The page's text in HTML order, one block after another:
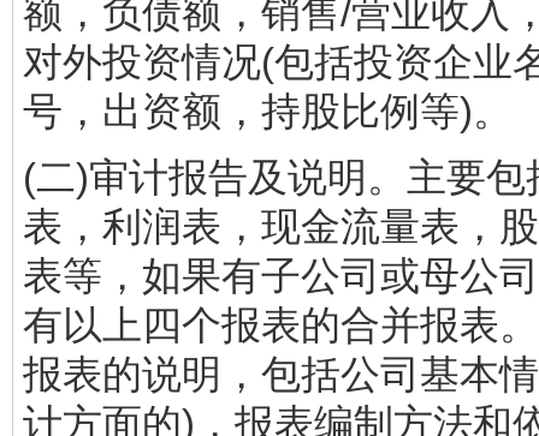
额，负债额，销售/营业收入
对外投资情况(包括投资企业
号，出资额，持股比例等)。
(二)审计报告及说明。主要
表，利润表，现金流量表，
表等，如果有子公司或母公
有以上四个报表的合并报表
报表的说明，包括公司基本
计方面的)，报表编制方法和